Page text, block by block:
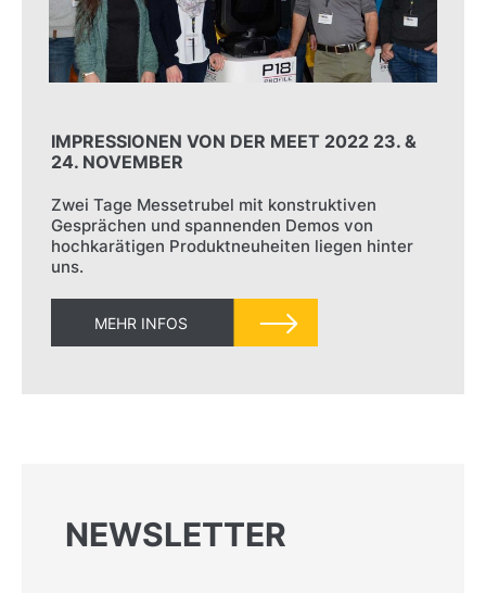
IMPRESSIONEN VON DER MEET 2022 23. &
24. NOVEMBER
Zwei Tage Messetrubel mit konstruktiven
Gesprächen und spannenden Demos von
hochkarätigen Produktneuheiten liegen hinter
uns.
MEHR INFOS
NEWSLETTER